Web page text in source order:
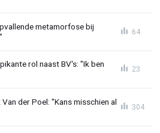
metamorfose bij
64
rol naast BV's: "Ik ben
23
der Poel: "Kans misschien al
304